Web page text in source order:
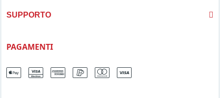
SUPPORTO
PAGAMENTI